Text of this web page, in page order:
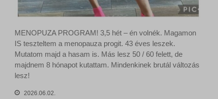
MENOPUZA PROGRAM! 3,5 hét – én volnék. Magamon
IS teszteltem a menopauza progit. 43 éves leszek.
Mutatom majd a hasam is. Más lesz 50 / 60 felett, de
majdnem 8 hónapot kutattam. Mindenkinek brutál változás
lesz!
2026.06.02.